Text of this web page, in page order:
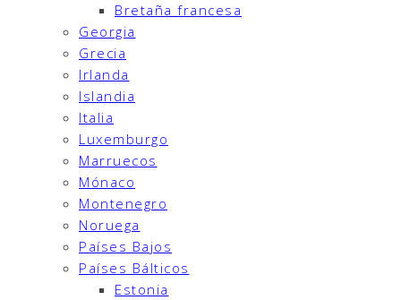
Bretaña francesa
Georgia
Grecia
Irlanda
Islandia
Italia
Luxemburgo
Marruecos
Mónaco
Montenegro
Noruega
Países Bajos
Países Bálticos
Estonia